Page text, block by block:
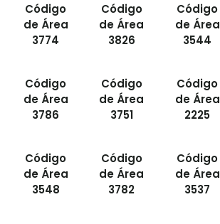
Código
de Área
3774
Código
de Área
3826
Código
de Área
3544
Código
de Área
3786
Código
de Área
3751
Código
de Área
2225
Código
de Área
3548
Código
de Área
3782
Código
de Área
3537